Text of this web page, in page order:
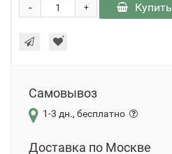
+
- Купить
Самовывоз
1-3 дн., бесплатно
Доставка по Москве